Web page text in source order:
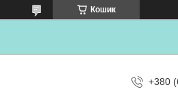
Вам сповіщення про
Кошик
+380